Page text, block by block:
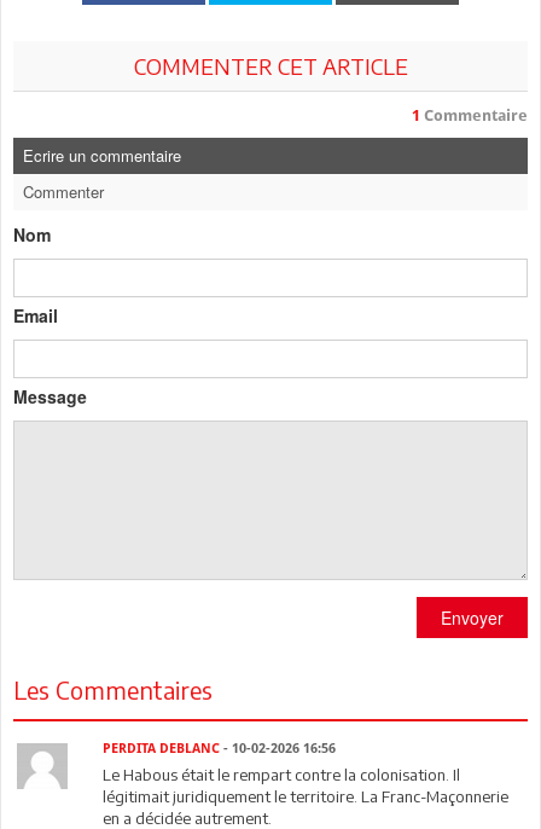
COMMENTER CET ARTICLE
1 Commentaire
Ecrire un commentaire
Commenter
Nom
Email
Message
Envoyer
Les Commentaires
PERDITA DEBLANC- 10-02-2026 16:56
Le Habous était le rempart contre la colonisation. Il
légitimait juridiquement le territoire. La Franc-Maçonnerie
en a décidée autrement.